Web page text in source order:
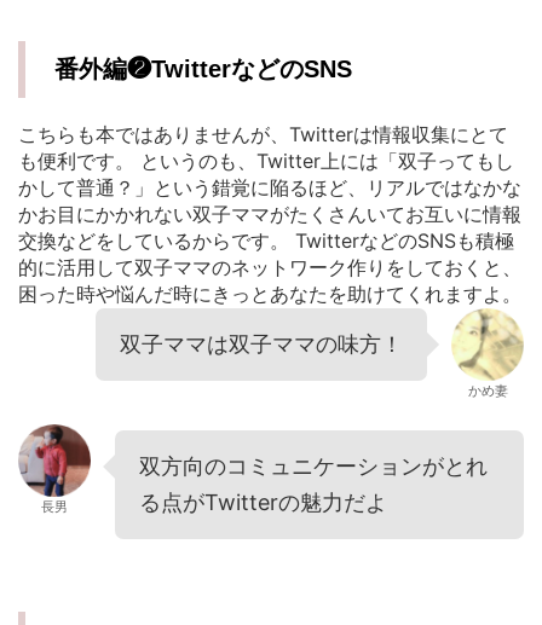
番外編❷TwitterなどのSNS
こちらも本ではありませんが、Twitterは情報収集にとて
も便利です。 というのも、Twitter上には「双子ってもし
かして普通？」という錯覚に陥るほど、リアルではなかな
かお目にかかれない双子ママがたくさんいてお互いに情報
交換などをしているからです。 TwitterなどのSNSも積極
的に活用して双子ママのネットワーク作りをしておくと、
困った時や悩んだ時にきっとあなたを助けてくれますよ。
双子ママは双子ママの味方！
かめ妻
長男
双方向のコミュニケーションがとれ
る点がTwitterの魅力だよ